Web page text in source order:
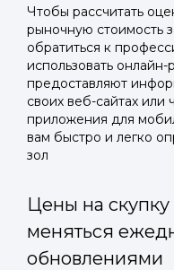
Чтобы рассчитать
рыночную стоимость
обратиться к
использовать
предоставляют
своих веб-сайтах или
приложения для
вам быстро и легко
зол
Цены на скупку
меняться
обновлениями